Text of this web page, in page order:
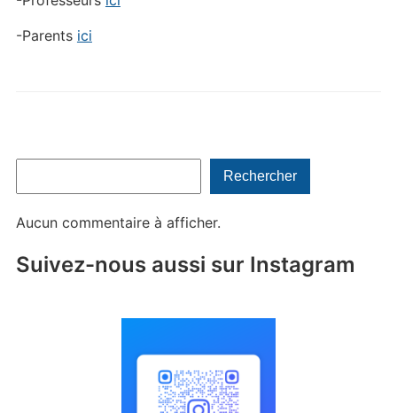
Rechercher
Aucun commentaire à afficher.
Suivez-nous aussi sur Instagram
-Parents ici